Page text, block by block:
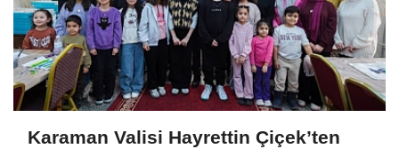
Karaman Valisi Hayrettin Çiçek’ten